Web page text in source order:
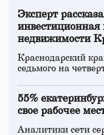
Эксперт
инвестиционная
недвижимости
Краснодарский
седьмого на
55%
свое рабочее
Аналитики сети